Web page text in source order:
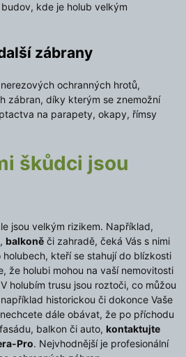
kde je holub velkým
zábrany
ochranných hrotů,
zábran, díky kterým se znemožní
na parapety, okapy, římsy
škůdci jsou
jsou velkým rizikem. Například,
balkoně či zahradě, čeká Vás s nimi
holubech, kteří se stahují do blízkosti
že holubi mohou na vaší nemovitosti
holubím trusu jsou roztoči, co můžou
historickou či dokonce Vaše
dále obávat, že po příchodu
balkon či auto, kontaktujte
Pro. Nejvhodnější je profesionální